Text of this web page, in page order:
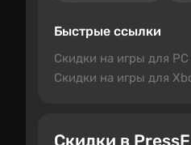
Быстрые ссылки
Скидки на игры для PC
Скидки на игры для
Скидки в PressF